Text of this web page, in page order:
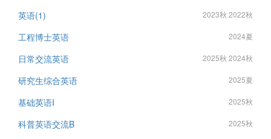
英语(1) 2023秋 2022秋
工程博士英语 2024夏
日常交流英语 2025秋 2024秋
研究生综合英语 2025夏
基础英语I 2025秋
科普英语交流B 2025秋